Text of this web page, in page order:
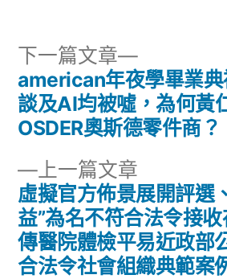
文
章
導
覽
上一篇文章
一
篇
文
章:
虛擬官方佈景展開評選
益”為名不符合法令接
傳醫院體檢平易近政部
合法令社會組織典範案
下一篇文章
下
一
篇
文
american年夜學畢業
談及AI均被噓，為何黃
OSDER奧斯德零件商？